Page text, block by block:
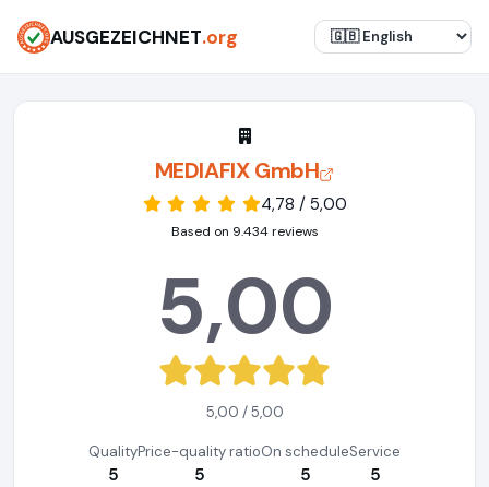
AUSGEZEICHNET.org
MEDIAFIX GmbH
4,78 / 5,00
Based on 9.434 reviews
5,00
5,00 / 5,00
Quality
5
Price-quality ratio
5
On schedule
5
Service
5